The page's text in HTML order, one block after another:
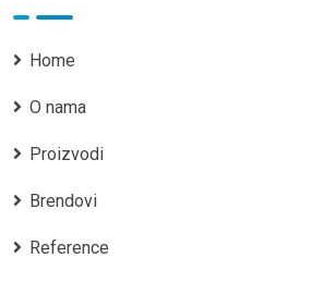
Home
O nama
Proizvodi
Brendovi
Reference